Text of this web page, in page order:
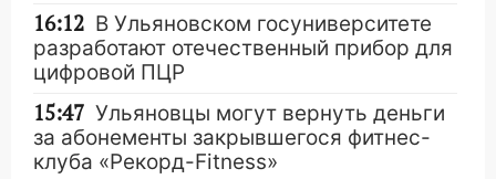
16:12 В Ульяновском госуниверситете
разработают отечественный прибор для
цифровой ПЦР
15:47 Ульяновцы могут вернуть деньги
за абонементы закрывшегося фитнес-
клуба «Рекорд-Fitness»